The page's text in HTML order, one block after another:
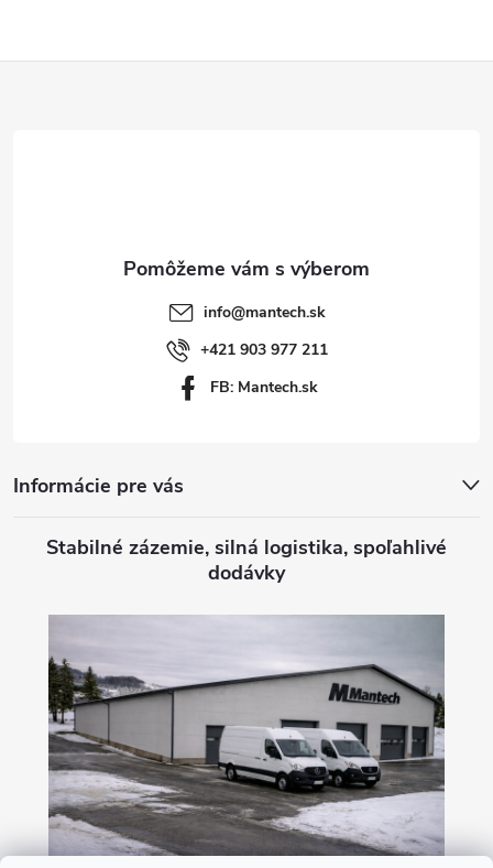
info@mantech.sk
+421 903 977 211
FB: Mantech.sk
Informácie pre vás
Stabilné zázemie, silná logistika, spoľahlivé
dodávky